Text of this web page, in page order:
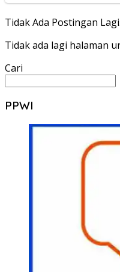
Tidak Ada Postingan Lagi.
Tidak ada lagi halaman
Cari
PPWI